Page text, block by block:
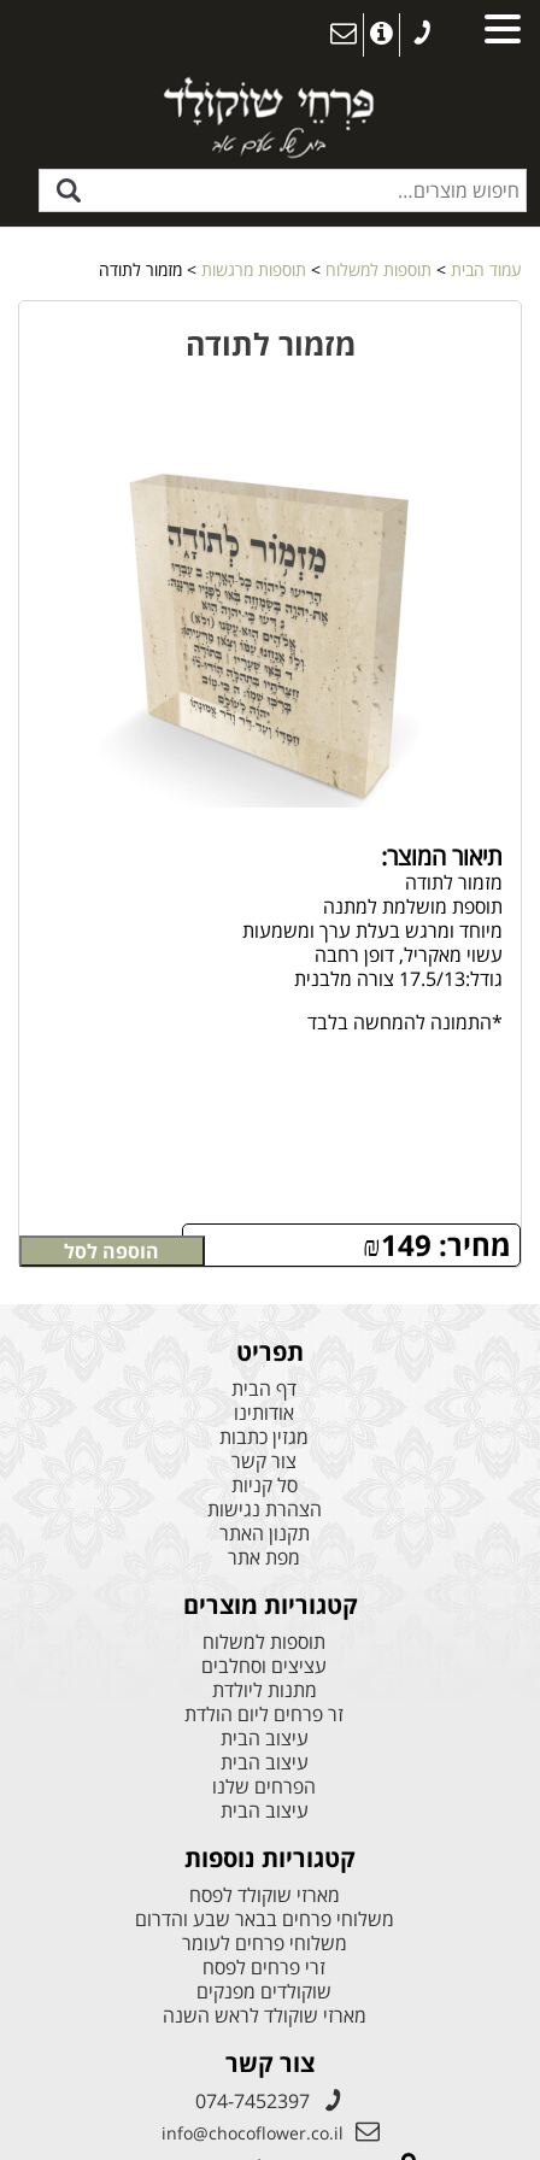
עמוד הבית > תוספות למשלוח > תוספות מרגשות > מזמור לתודה
מזמור לתודה
תיאור המוצר:
מזמור לתודה
תוספת מושלמת למתנה
מיוחד ומרגש בעלת ערך ומשמעות
עשוי מאקריל, דופן רחבה
גודל:17.5/13 צורה מלבנית
*התמונה להמחשה בלבד
מחיר: ₪149 הוספה לסל
תפריט
דף הבית
אודותינו
מגזין כתבות
צור קשר
סל קניות
הצהרת נגישות
תקנון האתר
מפת אתר
קטגוריות מוצרים
תוספות למשלוח
עציצים וסחלבים
מתנות ליולדת
זר פרחים ליום הולדת
עיצוב הבית
עיצוב הבית
הפרחים שלנו
עיצוב הבית
קטגוריות נוספות
מארזי שוקולד לפסח
משלוחי פרחים בבאר שבע והדרום
משלוחי פרחים לעומר
זרי פרחים לפסח
שוקולדים מפנקים
מארזי שוקולד לראש השנה
צור קשר
074-7452397
info@chocoflower.co.il